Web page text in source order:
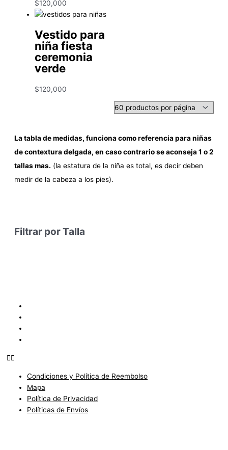
La tabla de medidas, funciona como referencia para niñas
de contextura delgada, en caso contrario se aconseja 1 o 2
tallas mas. (la estatura de la niña es total, es decir deben
medir de la cabeza a los pies).
Filtrar por Talla
$120,000
Vestido para
niña fiesta
ceremonia
verde
$120,000
Condiciones y Política de Reembolso
Mapa
Política de Privacidad
Políticas de Envíos